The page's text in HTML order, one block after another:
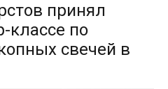
принял
классе по
свечей в